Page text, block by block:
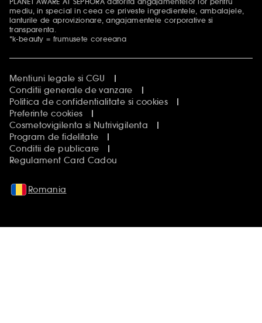
mediu, in special in ceea ce priveste ingredientele, ambalajele,
lanturile de aprovizionare, angajamentele corporative si
transparenta.
*k-beauty = frumusete coreeana
Mentiuni legale si CGU
Conditii generale de vanzare
Politica de confidentialitate si cookies
Preferinte cookies
Cosmetovigilenta si Nutrivigilenta
Program de fidelitate
Conditii de publicare
Regulament Card Cadou
Romania